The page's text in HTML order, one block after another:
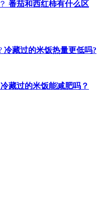
番茄和西红柿有什么区
冷藏过的米饭热量更低吗?
冷藏过的米饭能减肥吗？